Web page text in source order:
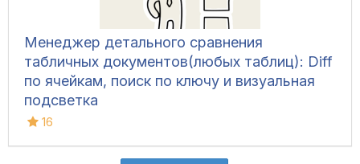
Менеджер детального сравнения
табличных документов(любых таблиц): Diff
по ячейкам, поиск по ключу и визуальная
подсветка
16